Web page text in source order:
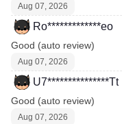
Aug 07, 2026
Ro*************eo
Good (auto review)
Aug 07, 2026
U7***************Tt
Good (auto review)
Aug 07, 2026